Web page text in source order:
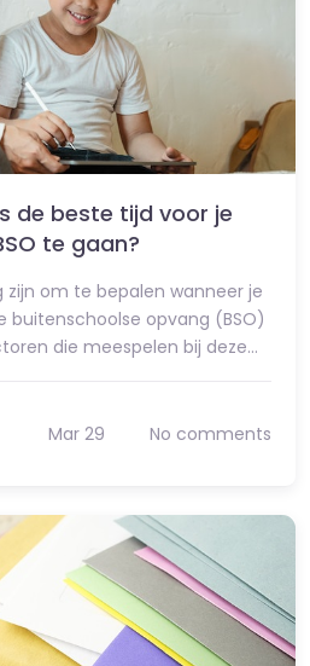
de beste tijd voor je
te gaan?
zijn om te bepalen wanneer je
buitenschoolse opvang (BSO)
die meespelen bij deze…
Mar 29 No comments